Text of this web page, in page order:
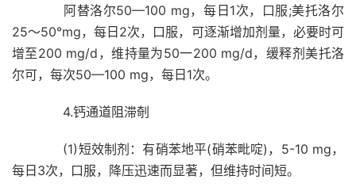
阿替洛尔50—100 mg，每日1次，口服;美托洛尔
25～50°mg，每日2次，口服，可逐渐增加剂量，必要时可
增至200 mg/d，维持量为50一200 mg/d，缓释剂美托洛
尔可，每次50—100 mg，每日1次。
4.钙通道阻滞剞
(1)短效制剂：有硝苯地平(硝苯毗啶)，5-10 mg，
每日3次，口服，降压迅速而显著，但维持时间短。